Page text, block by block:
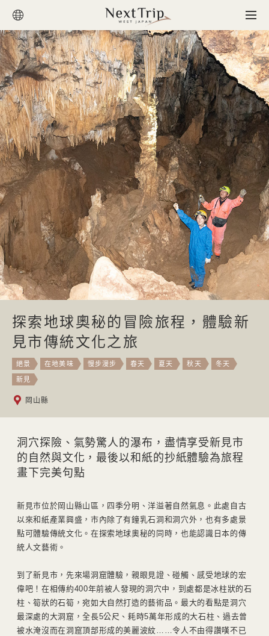
探索地球奧秘的冒險旅程，體驗新
見市傳統文化之旅
絕景 在地美味 慢步漫步 春天 夏天 秋天 冬天
新見
岡山縣
洞穴探險、氣勢驚人的瀑布，盡情享受新見市
的自然與文化，最後以和紙的抄紙體驗為旅程
畫下完美句點
新見市位於岡山縣山區，四季分明、洋溢著自然氣息。此處自古
以來和紙產業興盛，市內除了有鐘乳石洞和洞穴外，也有多處景
點可體驗傳統文化。在探索地球奧秘的同時，也能認識日本的傳
統人文藝術。
到了新見市，先來場洞窟體驗，親眼見證、碰觸、感受地球的宏
偉吧！在相傳約400年前被人發現的洞穴中，到處都是冰柱狀的石
柱、筍狀的石筍，宛如大自然打造的藝術品。最大的看點是洞穴
最深處的大洞窟，全長5公尺、耗時5萬年形成的大石柱、過去曾
被水淹沒而在洞窟頂部形成的美麗波紋……令人不由得讚嘆不已